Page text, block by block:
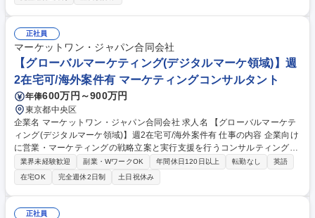
ソフトウェアの特徴を紹介するためのデモンストレーションを忠実に習得
し、新規/既存のお客様向けに実施いただきます。数字の責任を負うことは
ないので、お客様に対してしっかりと当社の製品を魅力付けしていただく
事に集中する事が可能です。デモンストレーション業務経験を経て、お客
様に操作指導を行うインストラクターへのステップアップも図れます。 募
集職種 【未経験歓迎】国内唯一のサービスを浸透させる重要職種/富士通
グループ/在宅可
正社員
マーケットワン・ジャパン合同会社
【グローバルマーケティング(デジタルマーケ領域)】週
2在宅可/海外案件有 マーケティングコンサルタント
年俸600万円～900万円
東京都中央区
企業名 マーケットワン・ジャパン合同会社 求人名 【グローバルマーケテ
ィング(デジタルマーケ領域)】週2在宅可/海外案件有 仕事の内容 企業向け
に営業・マーケティングの戦略立案と実行支援を行うコンサルティング会
社である当社にて、BtoBデジタルマーケを用いて、戦略立案から実行支
援・プロジェクト管理まで担うポジションです。★海外案件有★ 【詳細】
■クライアントの事業課題に基づくマーケティング戦略■戦略の実行支援
（施策推進、顧客開拓支援、新サービス開発 など）■プロジェクトマネジ
メント（進行管理、成果管理、改善提案）■社内外ステークホルダーとの
業界未経験歓迎 副業・WワークOK 年間休日120日以上 転勤なし
英語
在宅OK
完全週休2日制 土日祝休み
正社員